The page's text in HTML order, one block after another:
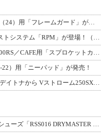
マジカルレーシングから MT-09／SP（24）用「フレームガード」が登場！
RPM から ホンダ GROM用エキゾーストシステム「RPM」が登場！（動画あり
カスタムスプロケットを見せる、Z900RS／CAFE用「スプロケットカバーフルキ
）用「ニーパッド」が発売！
ゲル素材入りで快適＆足つき向上！ デイトナから Vストローム250SX用「快適ロ
アールエスタイチの新ライディングシューズ「RSS016 DRYMASTER スト